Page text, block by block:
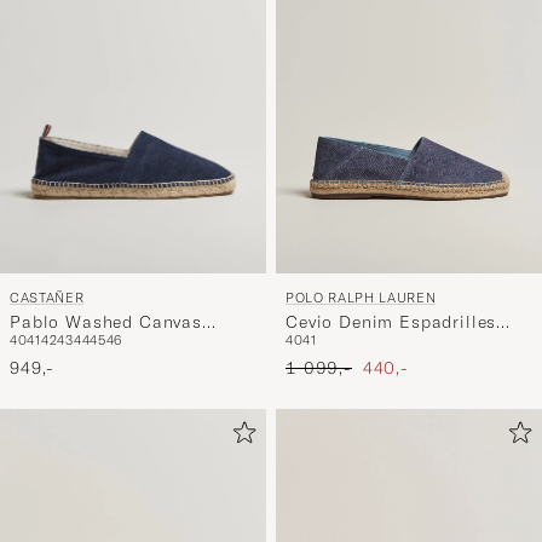
CASTAÑER
Pablo Washed Canvas
Espadrilles Azul Marino
40414243444546
949,-
POLO RALPH LAUREN
Cevio Denim Espadrilles
Blue
4041
Ordinary pris
1 099,- Nedsat pris
440,-